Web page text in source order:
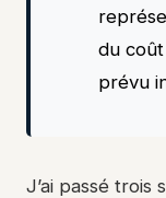
du
prévu
J’ai passé trois